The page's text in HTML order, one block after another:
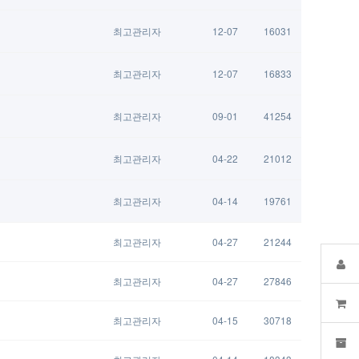
최고관리자 12-07 16031
최고관리자 12-07 16833
최고관리자 09-01 41254
최고관리자 04-22 21012
최고관리자 04-14 19761
최고관리자 04-27 21244
최고관리자 04-27 27846
최고관리자 04-15 30718